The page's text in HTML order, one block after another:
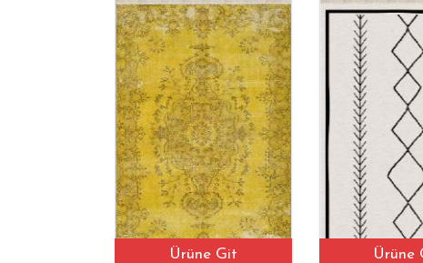
Ürüne Git Ürüne Git